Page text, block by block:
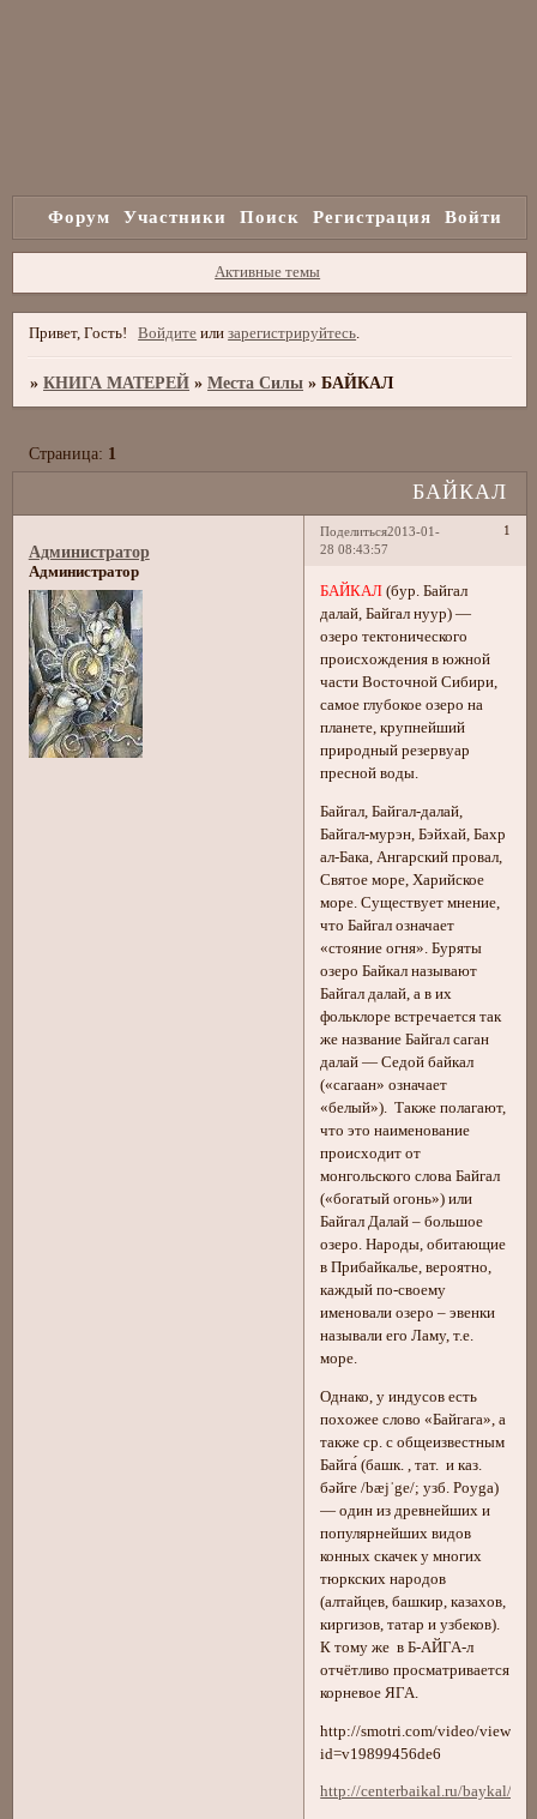
Форум Участники Поиск Регистрация Войти
Активные темы
Привет, Гость! Войдите илизарегистрируйтесь
»КНИГА МАТЕРЕЙ »Места Силы »БАЙКАЛ
БАЙКАЛ
Страница: 1
Поделиться 1
2013-01-
28 08:43:57
Администратор
Администратор
БАЙКАЛ (бур. Байгал
далай, Байгал нуур) —
озеро тектонического
происхождения в южной
части Восточной Сибири,
самое глубокое озеро на
планете, крупнейший
природный резервуар
пресной воды.
Байгал, Байгал-далай,
Байгал-мурэн, Бэйхай, Бахр
ал-Бака, Ангарский провал,
Святое море, Харийское
море. Существует мнение,
что Байгал означает
«стояние огня». Буряты
озеро Байкал называют
Байгал далай, а в их
фольклоре встречается так
же название Байгал саган
далай — Седой байкал
(«сагаан» означает
«белый»). Также полагают,
что это наименование
происходит от
монгольского слова Байгал
(«богатый огонь») или
Байгал Далай – большое
озеро. Народы, обитающие
в Прибайкалье, вероятно,
каждый по-своему
именовали озеро – эвенки
называли его Ламу, т.е.
море.
Однако, у индусов есть
похожее слово «Байгага», а
также ср. с общеизвестным
Байга́ (башк. , тат. и каз.
бәйге /bæjˈge/; узб. Poyga)
— один из древнейших и
популярнейших видов
конных скачек у многих
тюркских народов
(алтайцев, башкир, казахов,
киргизов, татар и узбеков).
К тому же в Б-АЙГА-л
отчётливо просматривается
корневое ЯГА.
http://smotri.com/video/view/?
id=v19899456de6
http://centerbaikal.ru/baykal/